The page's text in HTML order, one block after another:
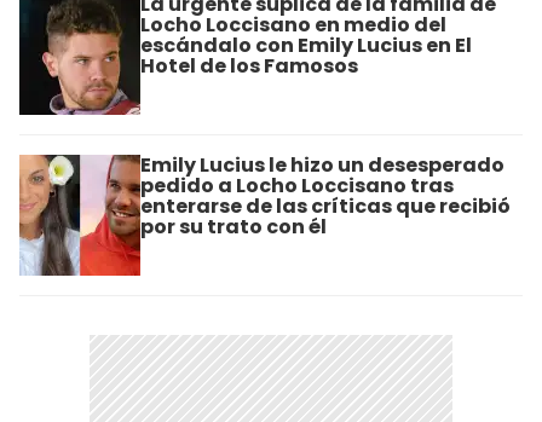
Locho Loccisano en medio del
escándalo con Emily Lucius en El
Hotel de los Famosos
Emily Lucius le hizo un desesperado
pedido a Locho Loccisano tras
enterarse de las críticas que recibió
por su trato con él